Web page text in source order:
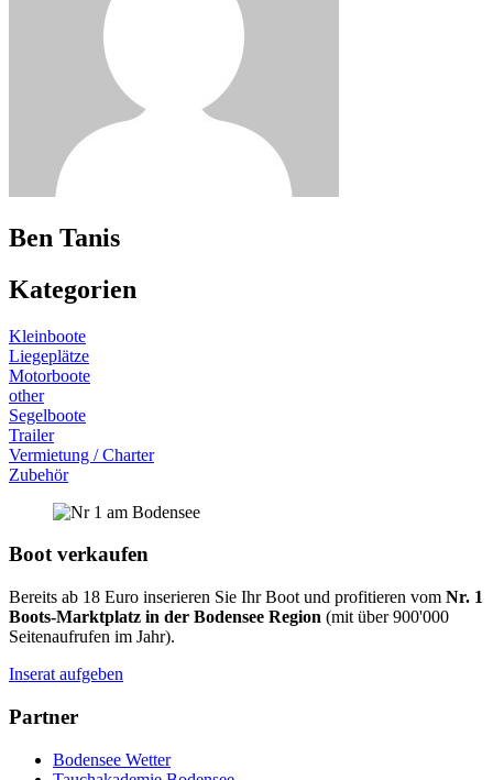
Ben Tanis
Kategorien
Kleinboote
Liegeplätze
Motorboote
other
Segelboote
Trailer
Vermietung / Charter
Zubehör
Boot verkaufen
Bereits ab 18 Euro inserieren Sie Ihr Boot und profitieren vom Nr. 1
Boots-Marktplatz in der Bodensee Region (mit über 900'000
Seitenaufrufen im Jahr).
Inserat aufgeben
Partner
Bodensee Wetter